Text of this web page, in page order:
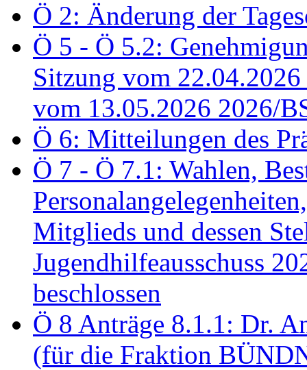
Ö 2: Änderung der
Ö 5 - Ö 5.2:
Sitzung vom
vom 13.05.2026 2026/
Ö 6: Mitteilungen des
Ö 7 - Ö 7.1: Wahlen,
Mitglieds und dessen
Jugendhilfeausschuss
beschlossen
Ö 8 Anträge 8.1.1: Dr.
(für die Fraktion